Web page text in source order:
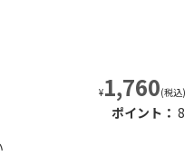
¥1,760(税込)
ポイント： 8